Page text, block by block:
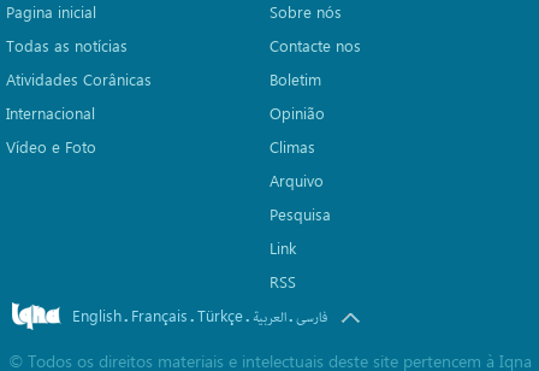
Pagina inicial
Todas as notícias
Atividades Corânicas
Internacional
Vídeo e Foto
Sobre nós
Contacte nos
Boletim
Opinião
Climas
Arquivo
Pesquisa
Link
RSS
English. Français.Türkçe. العربیة.فارسی
© Todos os direitos materiais e intelectuais deste site pertencem à Iqna